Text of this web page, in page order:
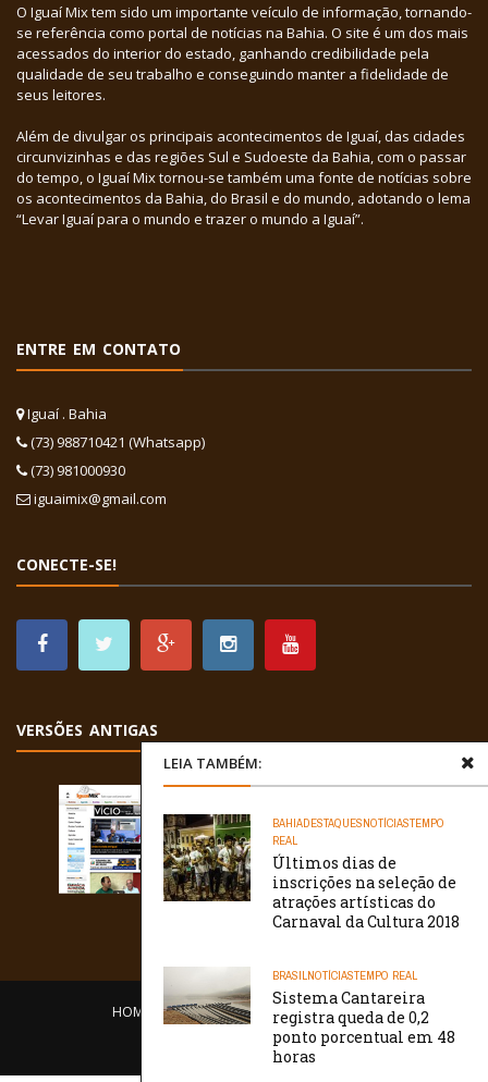
LEIA TAMBÉM:
BAHIADESTAQUESNOTÍCIASTEMPO
REAL
Últimos dias de
inscrições na seleção de
atrações artísticas do
Carnaval da Cultura 2018
BRASILNOTÍCIASTEMPO REAL
Sistema Cantareira
registra queda de 0,2
ponto porcentual em 48
horas
O Iguaí Mix tem sido um importante veículo de informação, tornando-
se referência como portal de notícias na Bahia. O site é um dos mais
acessados do interior do estado, ganhando credibilidade pela
qualidade de seu trabalho e conseguindo manter a fidelidade de
seus leitores.
Além de divulgar os principais acontecimentos de Iguaí, das cidades
circunvizinhas e das regiões Sul e Sudoeste da Bahia, com o passar
do tempo, o Iguaí Mix tornou-se também uma fonte de notícias sobre
os acontecimentos da Bahia, do Brasil e do mundo, adotando o lema
“Levar Iguaí para o mundo e trazer o mundo a Iguaí”.
ENTRE EM CONTATO
Iguaí . Bahia
(73) 988710421 (Whatsapp)
(73) 981000930
iguaimix@gmail.com
CONECTE-SE!
VERSÕES ANTIGAS
HOME EQUIPE O PORTAL CONTATO
/// WebtivaHOSTING